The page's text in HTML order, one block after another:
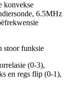
konvekse
6.5MHz
stoor funksie
(0-3),
en regs flip (0-1),